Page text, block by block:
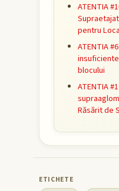
ATENTIA
pentru
ATENTIA
blocului
ATENTIA
Răsărit de